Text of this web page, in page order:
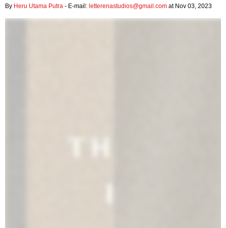
By Heru Utama Putra - E-mail: letterenastudios@gmail.com at Nov 03, 2023